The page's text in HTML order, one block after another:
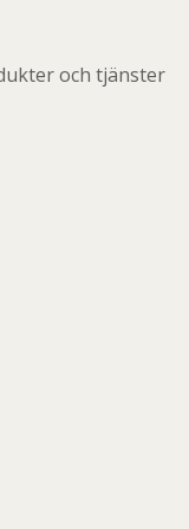
och tjänster